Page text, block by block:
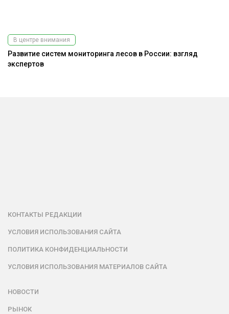
В центре внимания
Развитие систем мониторинга лесов в России: взгляд
экспертов
КОНТАКТЫ РЕДАКЦИИ
УСЛОВИЯ ИСПОЛЬЗОВАНИЯ САЙТА
ПОЛИТИКА КОНФИДЕНЦИАЛЬНОСТИ
УСЛОВИЯ ИСПОЛЬЗОВАНИЯ МАТЕРИАЛОВ САЙТА
НОВОСТИ
РЫНОК